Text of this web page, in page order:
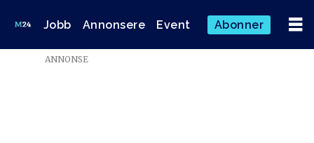
Jobb Annonsere Event Abonner
ANNONSE